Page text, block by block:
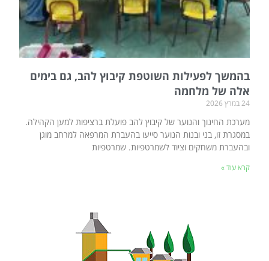
בהמשך לפעילות השוטפת קיבוץ להב, גם בימים
אלה של מלחמה
24 במרץ 2026
מערכת החינוך והנוער של קיבוץ להב פועלת ברציפות למען הקהילה.
במסגרת זו, בני ובנות הנוער סייעו בהעברת המרפאה למרחב מוגן
ובהעברת משחקים וציוד לשמרטפיות. שמרטפיות
קרא עוד »